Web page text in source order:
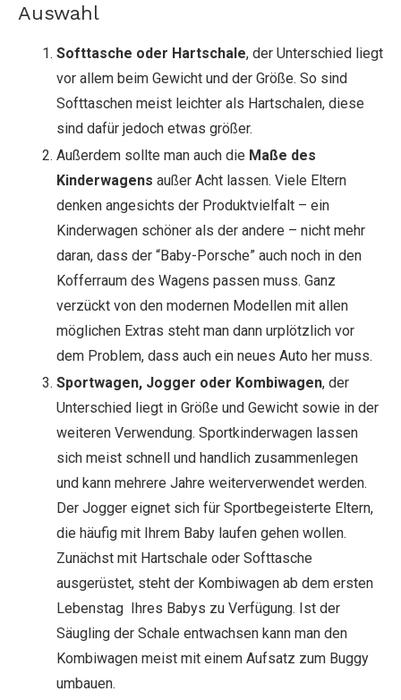
Auswahl
Softtasche oder Hartschale, der Unterschied liegt
vor allem beim Gewicht und der Größe. So sind
Softtaschen meist leichter als Hartschalen, diese
sind dafür jedoch etwas größer.
Außerdem sollte man auch die Maße des
Kinderwagens außer Acht lassen. Viele Eltern
denken angesichts der Produktvielfalt – ein
Kinderwagen schöner als der andere – nicht mehr
daran, dass der “Baby-Porsche” auch noch in den
Kofferraum des Wagens passen muss. Ganz
verzückt von den modernen Modellen mit allen
möglichen Extras steht man dann urplötzlich vor
dem Problem, dass auch ein neues Auto her muss.
Sportwagen, Jogger oder Kombiwagen, der
Unterschied liegt in Größe und Gewicht sowie in der
weiteren Verwendung. Sportkinderwagen lassen
sich meist schnell und handlich zusammenlegen
und kann mehrere Jahre weiterverwendet werden.
Der Jogger eignet sich für Sportbegeisterte Eltern,
die häufig mit Ihrem Baby laufen gehen wollen.
Zunächst mit Hartschale oder Softtasche
ausgerüstet, steht der Kombiwagen ab dem ersten
Lebenstag Ihres Babys zu Verfügung. Ist der
Säugling der Schale entwachsen kann man den
Kombiwagen meist mit einem Aufsatz zum Buggy
umbauen.